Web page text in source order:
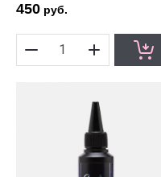
450 руб.